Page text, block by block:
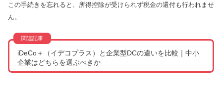
この手続きを忘れると、所得控除が受けられず税金の還付も行われませ
ん。
iDeCo＋（イデコプラス）と企業型DCの違いを比較｜中小
企業はどちらを選ぶべきか